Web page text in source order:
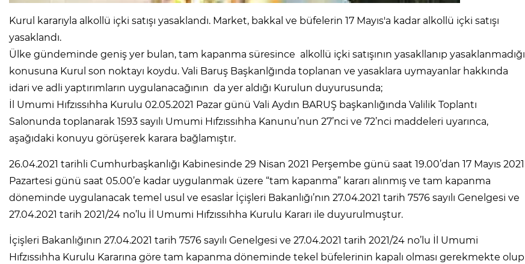
Kurul kararıyla alkollü içki satışı yasaklandı. Market, bakkal ve büfelerin 17 Mayıs'a kadar alkollü içki satışı
yasaklandı.
Ülke gündeminde geniş yer bulan, tam kapanma süresince alkollü içki satışının yasakllanıp yasaklanmadığı
konusuna Kurul son noktayı koydu. Vali Baruş Başkanlğında toplanan ve yasaklara uymayanlar hakkında
idari ve adli yaptırımların uygulanacağının da yer aldığı Kurulun duyurusunda;
İl Umumi Hıfzıssıhha Kurulu 02.05.2021 Pazar günü Vali Aydın BARUŞ başkanlığında Valilik Toplantı
Salonunda toplanarak 1593 sayılı Umumi Hıfzıssıhha Kanunu’nun 27’nci ve 72’nci maddeleri uyarınca,
aşağıdaki konuyu görüşerek karara bağlamıştır.
26.04.2021 tarihli Cumhurbaşkanlığı Kabinesinde 29 Nisan 2021 Perşembe günü saat 19.00’dan 17 Mayıs 2021
Pazartesi günü saat 05.00’e kadar uygulanmak üzere “tam kapanma” kararı alınmış ve tam kapanma
döneminde uygulanacak temel usul ve esaslar İçişleri Bakanlığı’nın 27.04.2021 tarih 7576 sayılı Genelgesi ve
27.04.2021 tarih 2021/24 no’lu İl Umumi Hıfzıssıhha Kurulu Kararı ile duyurulmuştur.
İçişleri Bakanlığının 27.04.2021 tarih 7576 sayılı Genelgesi ve 27.04.2021 tarih 2021/24 no’lu İl Umumi
Hıfzıssıhha Kurulu Kararına göre tam kapanma döneminde tekel büfelerinin kapalı olması gerekmekte olup